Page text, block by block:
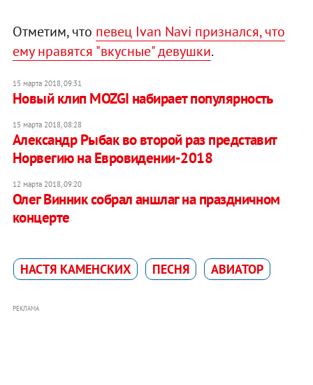
Отметим, что певец Ivan Navi признался, что
ему нравятся "вкусные" девушки.
15 марта 2018, 09:31
Новый клип MOZGI набирает популярность
15 марта 2018, 08:28
Александр Рыбак во второй раз представит
Норвегию на Евровидении-2018
12 марта 2018, 09:20
Олег Винник собрал аншлаг на праздничном
концерте
НАСТЯ КАМЕНСКИХ ПЕСНЯ АВИАТОР
РЕКЛАМА